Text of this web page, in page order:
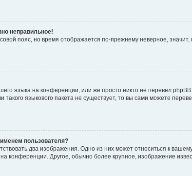
неправильное!
пояс, но время отображается по-прежнему неверное,
языка на конференции, или же просто никто не перевёл
такого языкового пакета не существует, то вы сами можете
пользователя?
два изображения. Одно из них может относиться к
конференции. Другое, обычно более крупное, изображение